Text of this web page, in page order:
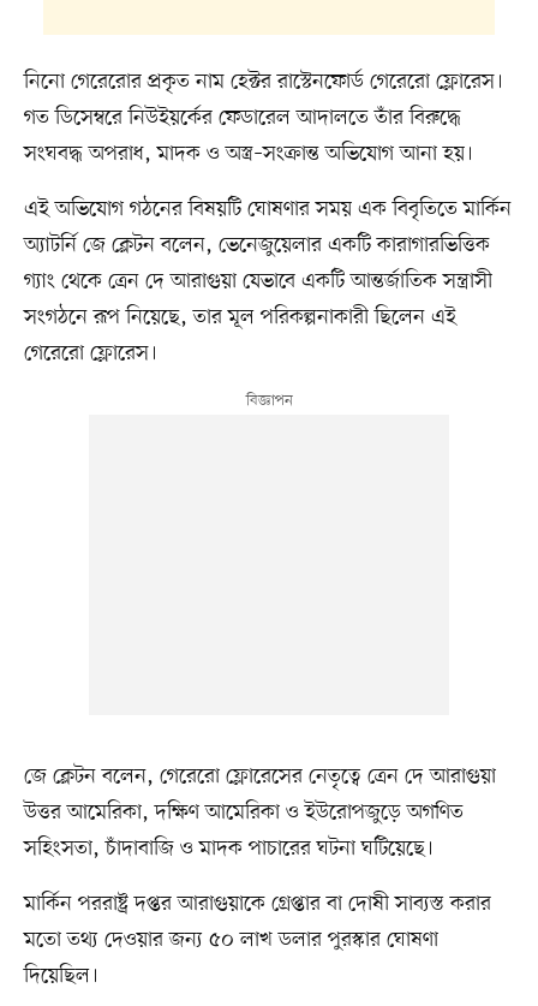
নিনো গেরেরোর প্রকৃত নাম হেক্টর রাস্টেনফোর্ড গেরেরো ফ্লোরেস।
গত ডিসেম্বরে নিউইয়র্কের ফেডারেল আদালতে তাঁর বিরুদ্ধে
সংঘবদ্ধ অপরাধ, মাদক ও অস্ত্র–সংক্রান্ত অভিযোগ আনা হয়।
এই অভিযোগ গঠনের বিষয়টি ঘোষণার সময় এক বিবৃতিতে মার্কিন
অ্যাটর্নি জে ক্লেটন বলেন, ভেনেজুয়েলার একটি কারাগারভিত্তিক
গ্যাং থেকে ত্রেন দে আরাগুয়া যেভাবে একটি আন্তর্জাতিক সন্ত্রাসী
সংগঠনে রূপ নিয়েছে, তার মূল পরিকল্পনাকারী ছিলেন এই
গেরেরো ফ্লোরেস।
জে ক্লেটন বলেন, গেরেরো ফ্লোরেসের নেতৃত্বে ত্রেন দে আরাগুয়া
উত্তর আমেরিকা, দক্ষিণ আমেরিকা ও ইউরোপজুড়ে অগণিত
সহিংসতা, চাঁদাবাজি ও মাদক পাচারের ঘটনা ঘটিয়েছে।
মার্কিন পররাষ্ট্র দপ্তর আরাগুয়াকে গ্রেপ্তার বা দোষী সাব্যস্ত করার
মতো তথ্য দেওয়ার জন্য ৫০ লাখ ডলার পুরস্কার ঘোষণা
দিয়েছিল।